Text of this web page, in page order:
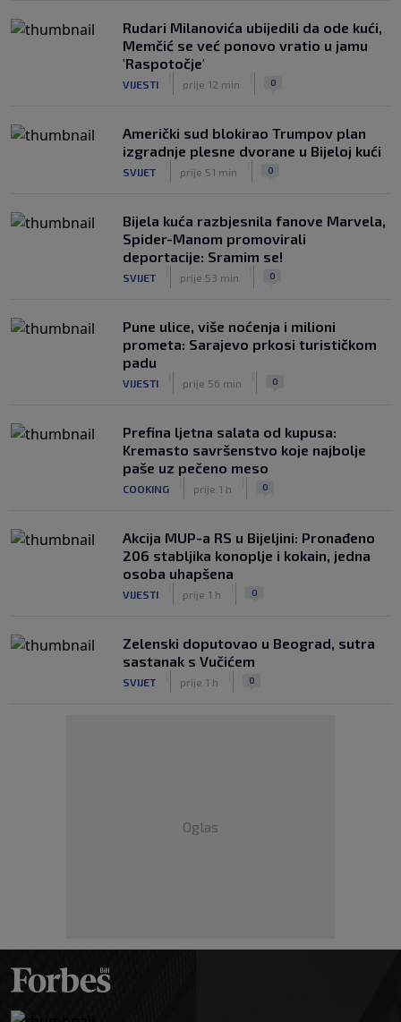
Rudari Milanovića ubijedili da ode kući,
Memčić se već ponovo vratio u jamu
'Raspotočje'
VIJESTI prije 12 min 0
Američki sud blokirao Trumpov plan
izgradnje plesne dvorane u Bijeloj kući
SVIJET prije 51 min 0
Bijela kuća razbjesnila fanove Marvela,
Spider-Manom promovirali
deportacije: Sramim se!
SVIJET prije 53 min 0
Pune ulice, više noćenja i milioni
prometa: Sarajevo prkosi turističkom
padu
VIJESTI prije 56 min 0
Prefina ljetna salata od kupusa:
Kremasto savršenstvo koje najbolje
paše uz pečeno meso
COOKING prije 1 h 0
Akcija MUP-a RS u Bijeljini: Pronađeno
206 stabljika konoplje i kokain, jedna
osoba uhapšena
VIJESTI prije 1 h 0
Zelenski doputovao u Beograd, sutra
sastanak s Vučićem
SVIJET prije 1 h 0
Oglas